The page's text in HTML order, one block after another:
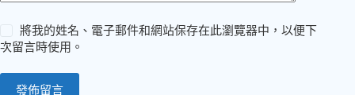
將我的姓名、電子郵件和網站保存在此瀏覽器中，以便下
次留言時使用。
發佈留言